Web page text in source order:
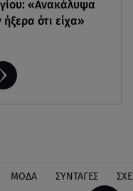
«Ανακάλυψα
ότι είχα»
ΜΟΔΑ ΣΥΝΤΑΓΕΣ